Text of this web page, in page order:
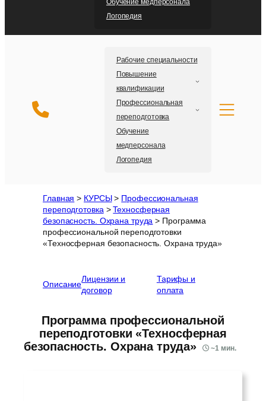
Логопедия
Рабочие специальности
Повышение
квалификации
Профессиональная
переподготовка
Обучение
медперсонала
Логопедия
Главная > КУРСЫ> Профессиональная
переподготовка >Teхносферная
безопасность. Охрана труда > Программа
профессиональной переподготовки
«Техносферная безопасность. Охрана труда»
Описание
Лицензии и
договор
Тарифы и
оплата
Программа профессиональной
переподготовки «Техносферная
безопасность. Охрана труда»
~1 мин.